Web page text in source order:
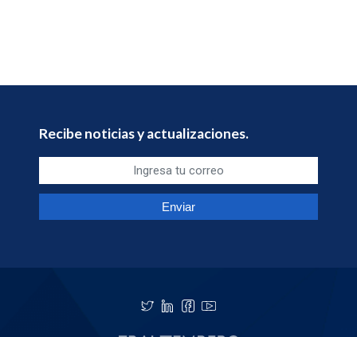
Recibe noticias y actualizaciones.